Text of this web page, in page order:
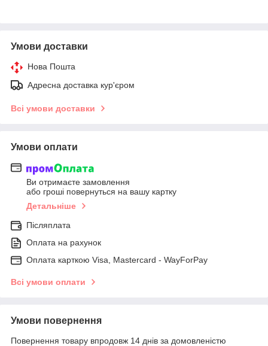
Умови доставки
Нова Пошта
Адресна доставка кур'єром
Всі умови доставки
Умови оплати
Ви отримаєте замовлення
або гроші повернуться на вашу картку
Детальніше
Післяплата
Оплата на рахунок
Оплата карткою Visa, Mastercard - WayForPay
Всі умови оплати
Умови повернення
Повернення товару впродовж 14 днів за домовленістю